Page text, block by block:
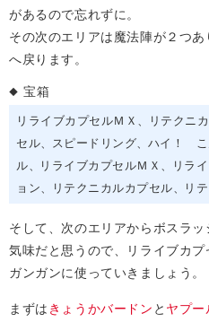
があるので忘れずに。
その次のエリアは魔法陣が２つ
へ戻ります。
宝箱
リライブカプセルＭＸ リテクニ
セル
スピードリング ハイ！ こ
ル
リライブカプセルＭＸ リラ
ョン
リテクニカルカプセル リ
そして、次のエリアからボスラ
気味だと思うので、リライブカ
ガンガンに使っていきましょう。
まずは きょうかバードン と ヤプー